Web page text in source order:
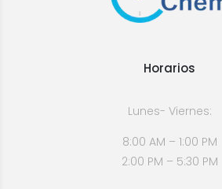
Horarios
Lunes- Viernes:
8:00 AM – 1:00 PM
2:00 PM – 5:30 PM